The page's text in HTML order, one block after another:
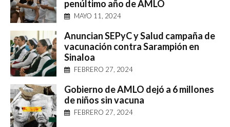
penúltimo año de AMLO
MAYO 11, 2024
Anuncian SEPyC y Salud campaña de
vacunación contra Sarampión en
Sinaloa
FEBRERO 27, 2024
Gobierno de AMLO dejó a 6 millones
de niños sin vacuna
FEBRERO 27, 2024